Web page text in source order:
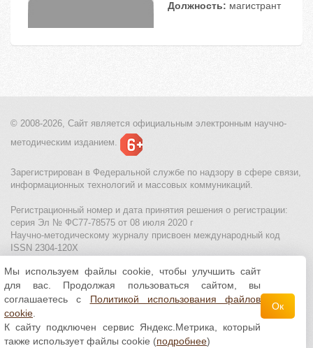
Должность: магистрант
© 2008-2026, Сайт является официальным электронным научно-
методическим изданием.
Зарегистрирован в Федеральной службе по надзору в сфере связи,
информационных технологий и массовых коммуникаций.
Регистрационный номер и дата принятия решения о регистрации:
серия Эл № ФС77-78575 от 08 июля 2020 г
Научно-методическому журналу присвоен международный код
ISSN 2304-120X
МЦИТО|Школьные олимпиады и онлайн конкурсы для детей
Политика использования файлов cookie| Политика обработки и
защиты персональных данных
Все материалы доступны полицензии Creative
Commons С указанием авторства 4.0 Всемирная
Мы используем файлы cookie, чтобы улучшить сайт
для вас. Продолжая пользоваться сайтом, вы
соглашаетесь с Политикой использования файлов
cookie
К сайту подключен сервис Яндекс.Метрика, который
также использует файлы cookie (подробнее)
Ок